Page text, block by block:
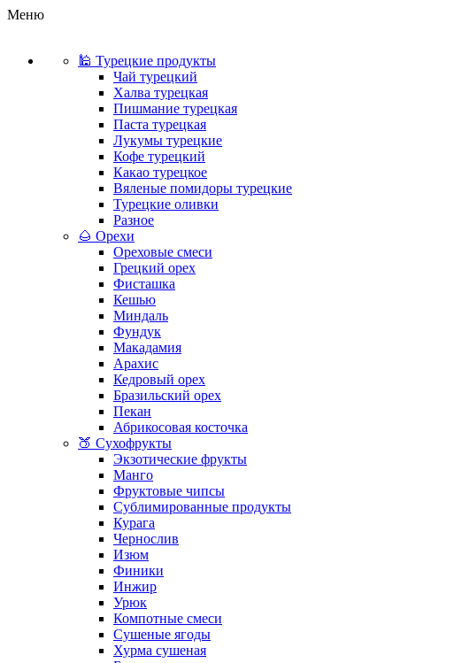
Меню
🕌 Турецкие продукты
Чай турецкий
Халва турецкая
Пишмание турецкая
Паста турецкая
Лукумы турецкие
Кофе турецкий
Какао турецкое
Вяленые помидоры турецкие
Турецкие оливки
Разное
🌰 Орехи
Ореховые смеси
Грецкий орех
Фисташка
Кешью
Миндаль
Фундук
Макадамия
Арахис
Кедровый орех
Бразильский орех
Пекан
Абрикосовая косточка
🍑 Сухофрукты
Экзотические фрукты
Манго
Фруктовые чипсы
Сублимированные продукты
Курага
Чернослив
Изюм
Финики
Инжир
Урюк
Компотные смеси
Сушеные ягоды
Хурма сушеная